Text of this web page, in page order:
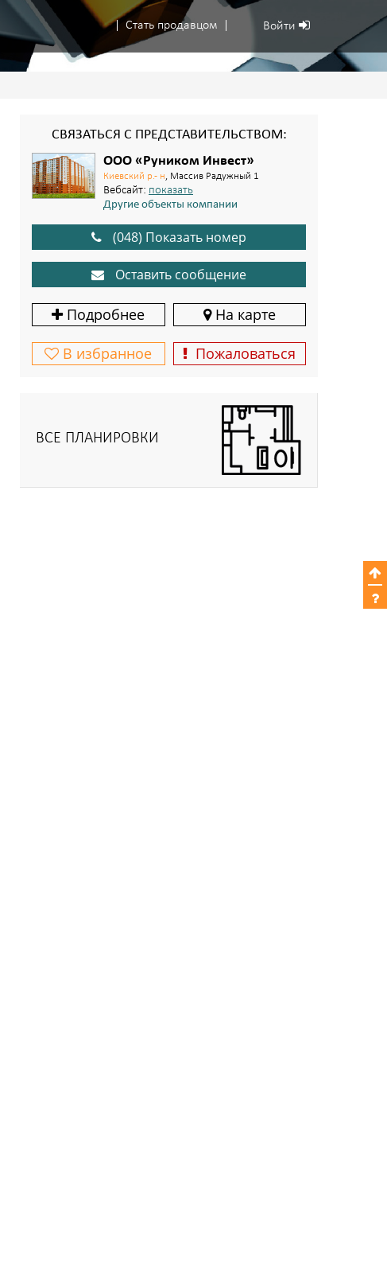
Стать продавцом Войти
СВЯЗАТЬСЯ С ПРЕДСТАВИТЕЛЬСТВОМ:
ООО «Руником Инвест»
Киевский р.- н, Массив Радужный 1
Вебсайт: показать
Другие объекты компании
(048) Показать номер
Оставить сообщение
Подробнее На карте
В избранное Пожаловаться
ВСЕ ПЛАНИРОВКИ